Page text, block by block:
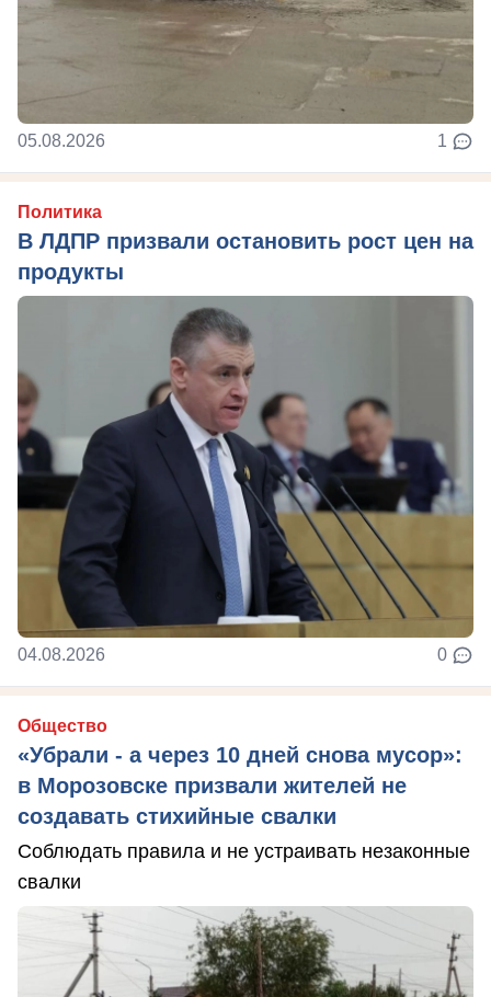
05.08.2026 1
Политика
В ЛДПР призвали остановить рост цен на
продукты
04.08.2026 0
Общество
«Убрали - а через 10 дней снова мусор»:
в Морозовске призвали жителей не
создавать стихийные свалки
Соблюдать правила и не устраивать незаконные
свалки